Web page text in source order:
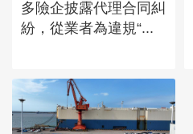
多險企披露代理合同糾
紛，從業者為違規“...